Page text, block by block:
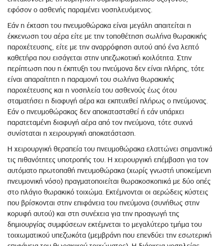
εφόσον ο ασθενής παραμένει νοσηλευόμενος.
Εάν η έκταση του πνευμοθώρακα είναι μεγάλη απαιτείται η
έκκενωση του αέρα είτε με την τοποθέτηση σωλήνα θωρακικής
παροχέτευσης, είτε με την αναρρόφηση αυτού από ένα λεπτό
καθετήρα που εισάγεται στην υπεζωκοτική κοιλότητα. Στην
περίπτωση που η έκπτυξη του πνεύμονα δεν είναι πλήρης, τότε
είναι απαραίτητη η παραμονή του σωλήνα θωρακικής
παροχέτευσης και η νοσηλεία του ασθενούς έως ότου
σταματήσει η διαφυγή αέρα και εκπτυχθεί πλήρως ο πνεύμονας.
Εάν ο πνευμοθώρακας δεν αποκατασταθεί ή εάν υπάρχει
παρατεταμένη διαφυγή αέρα από τον πνεύμονα, τότε συχνά
συνίσταται η χειρουργική αποκατάσταση.
Η χειρουργική θεραπεία του πνευμοθώρακα ελαττώνει σημαντικά
τις πιθανότητες υποτροπής του. Η χειρουργική επέμβαση για τον
αυτόματο πρωτοπαθή πνευμοθώρακα (χωρίς γνωστή υποκείμενη
πνευμονική νόσο) πραγματοποιείται θωρακοσκοπικά με δύο οπές
στο πλάγιο θωρακικό τοιχώμα. Εκτέμνονται οι αερώδεις κύστεις
που βρίσκονται στην επιφάνεια του πνεύμονα (συνήθως στην
κορυφή αυτού) και στη συνέχεια για την προαγωγή της
δημιουργίας συμφύσεων εκτέμνεται το μεγαλύτερο τμήμα του
τοιχωματικού υπεζωκότα (μεμβράνη που επενδύει την εσωτερική